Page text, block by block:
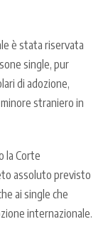
è stata riservata
single, pur
di adozione,
straniero in
la Corte
assoluto previsto
ai single che
internazionale.